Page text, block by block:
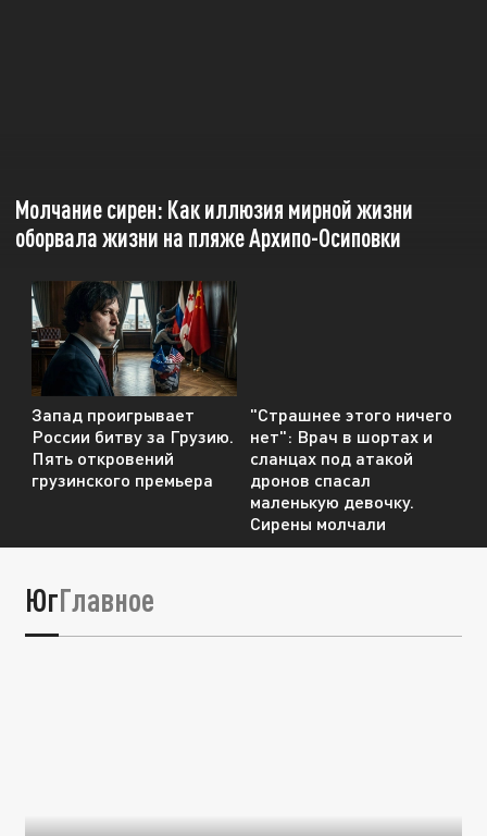
Молчание сирен: Как иллюзия мирной жизни
оборвала жизни на пляже Архипо-Осиповки
Запад проигрывает
России битву за Грузию.
Пять откровений
грузинского премьера
"Страшнее этого ничего
нет": Врач в шортах и
сланцах под атакой
дронов спасал
маленькую девочку.
Сирены молчали
ЮгГлавное